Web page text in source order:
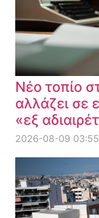
Νέο τοπίο
αλλάζει σε
«εξ
2026-08-09